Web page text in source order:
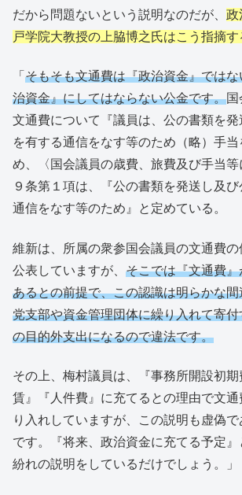
だから問題ないという説明なのだが、 政
戸学院大教授の上脇博之氏はこう指摘す
「 そもそも文通費は『政治資金』では
治資金』にしてはならない公金です。国
文通費について『議員は、公の書類を
を有する通信をなす等のため（略）手
め、〈国会議員の歳費、旅費及び手当
９条第１項は、『公の書類を発送し及
通信をなす等のため』と定めている。
維新は、所属の衆参国会議員の文通費
公表していますが、 そこでは『文通費
あるとの前提で、この認識は明らかな
党支部や資金管理団体に繰り入れて寄
の目的外支出になるので違法です。
その上、梅村議員は、『事務所開設初
賃』『人件費』に充てるとの理由で文
り入れしていますが、この説明も虚偽
です。『将来、政治資金に充てる予定
紛れの説明をしているだけでしょう。」